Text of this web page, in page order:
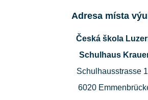
Adresa místa
Česká škola
Schulhaus
Schulhausstrasse
6020